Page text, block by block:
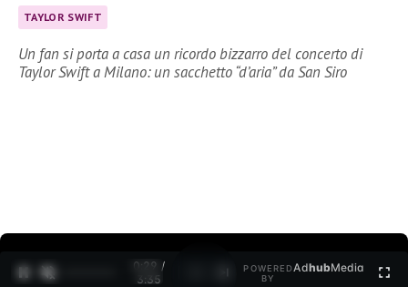
TAYLOR SWIFT
Un fan si porta a casa un ricordo bizzarro del concerto di
Taylor Swift a Milano: un sacchetto “d’aria” da San Siro
0:30 /
3:35
POWERED
BY
AdhubMedia